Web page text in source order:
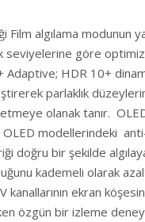
algılama modunun
seviyelerine göre
Adaptive; HDR 10+
parlaklık
olanak tanır.
modellerindeki
doğru bir şekilde
kademeli olarak
kanallarının ekran
özgün bir izleme